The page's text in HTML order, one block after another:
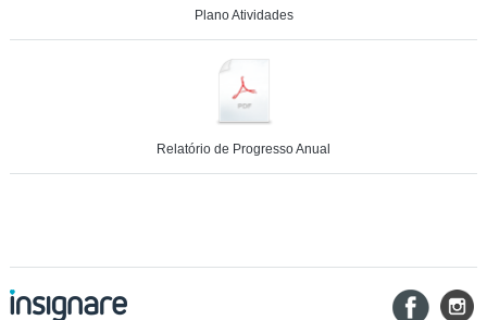
Plano Atividades
Relatório de Progresso Anual